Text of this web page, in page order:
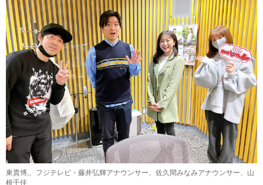
東貴博,、フジテレビ・藤井弘輝アナウンサー、佐久間みなみアナウンサー、山
根千佳